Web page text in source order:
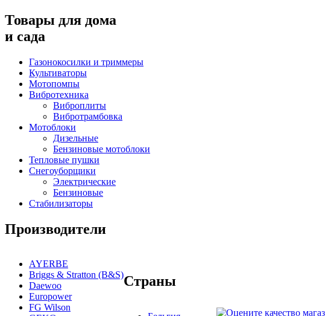
Товары для дома
и сада
Газонокосилки и триммеры
Культиваторы
Мотопомпы
Вибротехника
Виброплиты
Вибротрамбовка
Мотоблоки
Дизельные
Бензиновые мотоблоки
Тепловые пушки
Снегоуборщики
Электрические
Бензиновые
Стабилизаторы
Производители
AYERBE
Briggs & Stratton (B&S)
Daewoo
Europower
FG Wilson
Страны